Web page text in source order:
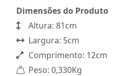
Dimensões do Produto
Altura: 81cm
Largura: 5cm
Comprimento: 12cm
Peso: 0,330Kg